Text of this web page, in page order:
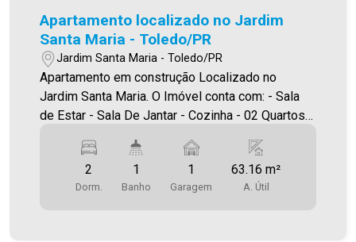
Apartamento localizado no Jardim
Santa Maria - Toledo/PR
Jardim Santa Maria - Toledo/PR
Apartamento em construção Localizado no
Jardim Santa Maria. O Imóvel conta com: - Sala
de Estar - Sala De Jantar - Cozinha - 02 Quartos -
garagem - Sacada com churrasqueira Área
privativa 63,16m² A Imobiliária Ativa conta hoje
com uma das maiores carteiras de imóveis
2
Dorm.
1
Banho
1
Garagem
63.16 m²
A. Útil